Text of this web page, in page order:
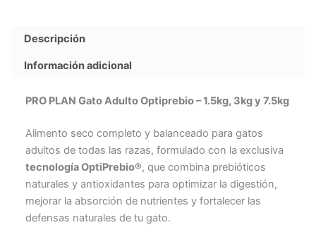
Descripción
Información adicional
PRO PLAN Gato Adulto Optiprebio – 1.5kg, 3kg y 7.5kg
Alimento seco completo y balanceado para gatos
adultos de todas las razas, formulado con la exclusiva
tecnología OptiPrebio®, que combina prebióticos
naturales y antioxidantes para optimizar la digestión,
mejorar la absorción de nutrientes y fortalecer las
defensas naturales de tu gato.